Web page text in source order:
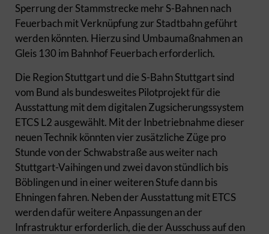
Sperrung der Stammstrecke mehr S-Bahnen nach
Feuerbach mit Verknüpfung zur Stadtbahn geführt
werden könnten. Hierzu sind Umbaumaßnahmen an
Gleis 130 im Bahnhof Feuerbach erforderlich.
Die Region Stuttgart und die S-Bahn Stuttgart sind
vom Bund als bundesweites Pilotprojekt für die
Ausstattung mit dem digitalen Zugsicherungssystem
ETCS L2 ausgewählt. Mit der Inbetriebnahme dieser
neuen Technik könnten vier zusätzliche Züge pro
Stunde von der Schwabstraße aus weiter nach
Stuttgart-Vaihingen und zwei davon stündlich bis
Böblingen und in einer weiteren Stufe dann bis
Ehningen fahren. Neben der Ausstattung mit ETCS
werden dafür weitere Anpassungen an der
Infrastruktur erforderlich, die der Ausschuss auf den